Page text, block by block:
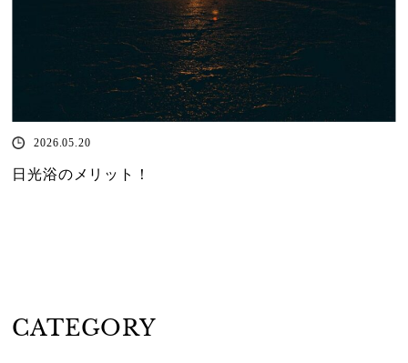
2026.05.20
日光浴のメリット！
CATEGORY